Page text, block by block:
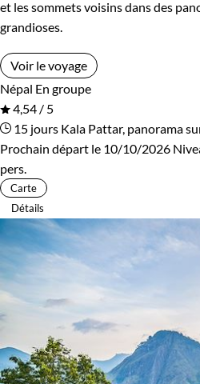
et les sommets voisins dans des
grandioses.
Voir le voyage
Népal En groupe
4,54 / 5
15 jours Kala Pattar, panorama
Prochain départ le 10/10/2026
pers.
Carte
Détails